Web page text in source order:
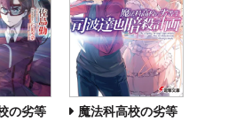
の劣等
魔法科高校の劣等